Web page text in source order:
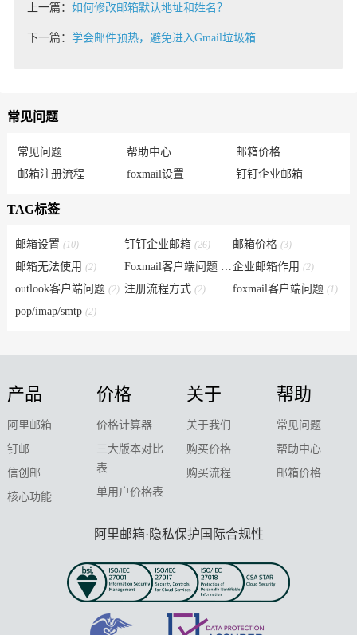
上一篇： 如何修改邮箱默认地址和姓名？
下一篇： 学会邮件预热，避免进入Gmail垃圾箱
常见问题
常见问题 帮助中心
邮箱价格
邮箱注册流程
foxmail设置 钉钉企业邮箱
TAG标签
邮箱设置 (10) 钉钉企业邮箱 (26) 邮箱价格(3)
邮箱无法使用 (2) (6)企业邮箱作用(2)
outlook客户端问题 (2) 注册流程方式 (2) foxmail客户端问题(1)
pop/imap/smtp (2)
产品
阿里邮箱
钉邮
信创邮
核心功能
价格
价格计算器
三大版本对比
表
单用户价格表
关于
关于我们
购买价格
购买流程
帮助
常见问题
帮助中心
邮箱价格
阿里邮箱·隐私保护国际合规性